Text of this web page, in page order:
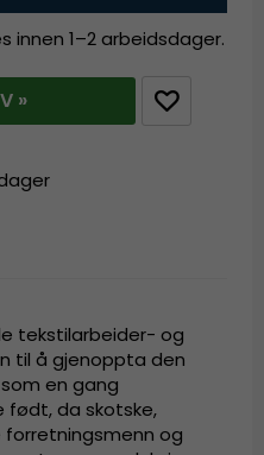
innen 1–2 arbeidsdager.
»
tekstilarbeider- og
til å gjenoppta den
en gang
da skotske,
forretningsmenn og